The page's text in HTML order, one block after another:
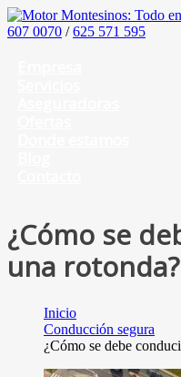
607 0070 /625 571 595
¿Cómo se
una rotonda?
Inicio
Conducción segura
¿Cómo se debe